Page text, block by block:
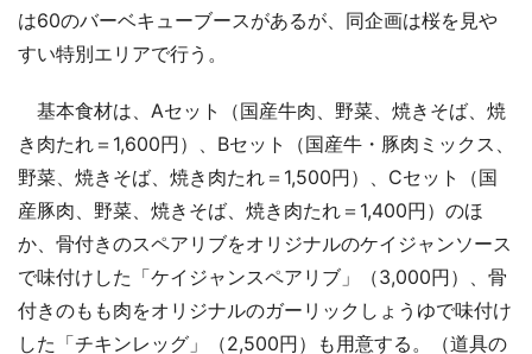
は60のバーベキューブースがあるが、同企画は桜を見や
すい特別エリアで行う。
基本食材は、Aセット（国産牛肉、野菜、焼きそば、焼
き肉たれ＝1,600円）、Bセット（国産牛・豚肉ミックス、
野菜、焼きそば、焼き肉たれ＝1,500円）、Cセット（国
産豚肉、野菜、焼きそば、焼き肉たれ＝1,400円）のほ
か、骨付きのスペアリブをオリジナルのケイジャンソース
で味付けした「ケイジャンスペアリブ」（3,000円）、骨
付きのもも肉をオリジナルのガーリックしょうゆで味付け
した「チキンレッグ」（2,500円）も用意する。（道具の